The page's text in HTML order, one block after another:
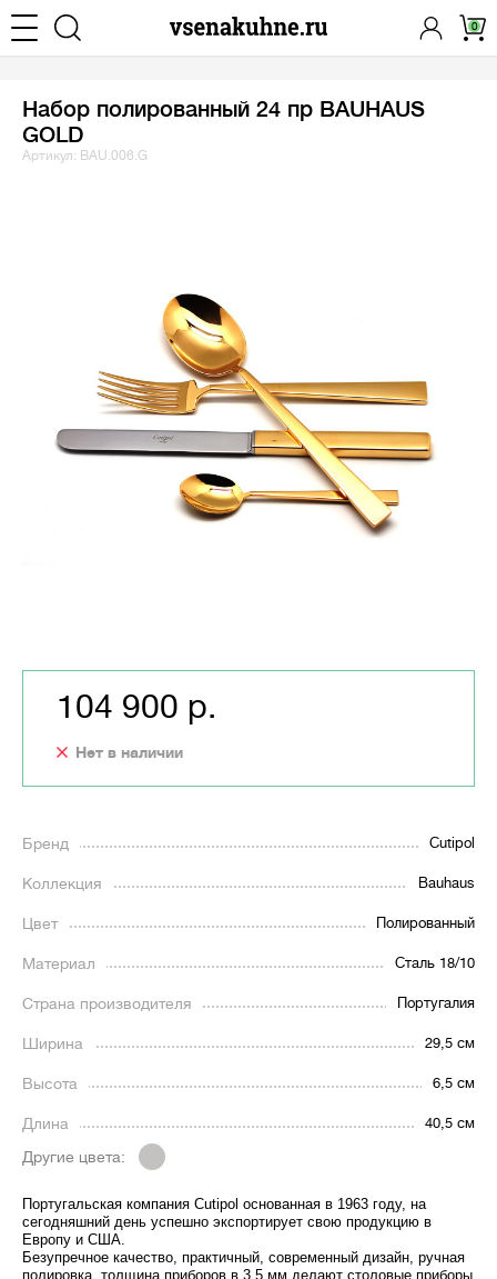
0
Набор полированный 24 пр BAUHAUS
GOLD
Артикул: BAU.006.G
Бренд Cutipol
Коллекция Bauhaus
Цвет Полированный
Материал Сталь 18/10
Страна производителя Португалия
Ширина 29,5 см
Высота 6,5 см
Длина 40,5 см
Другие цвета:
Португальская компания Cutipol основанная в 1963 году, на
сегодняшний день успешно экспортирует свою продукцию в
Европу и США.
Безупречное качество, практичный, современный дизайн, ручная
полировка, толщина приборов в 3,5 мм делают столовые приборы
104 900 р.
Нет в наличии